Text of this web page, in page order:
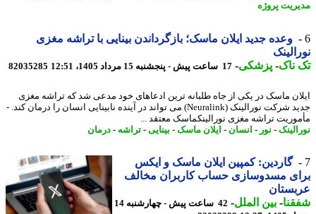
پروژه
وعده جدید ایلان ماسک؛ بازگرداندن بینایی با تراشه مغزی
-پزشکی-17 ساعت پیش - پنجشنبه 15 مرداد 1405، 12:51 82035285
ماسک در یکی از جاه طلبانه ترین ادعاهای خود مدعی شد که تراشه مغزی
جدید شرکت نورالینک (Neuralink) می تواند در آینده نابینایی انسان را درمان کند. -
تراشه مغزی نورالینکماسک معتقد ...
-نور -انسان-ایلان ماسک-بینایی-تراشه -درمان
گاردین: کمپین ایلان ماسک و ایکس
مسدوسازی حساب کاربران مخالف
-بین الملل-
42 ساعت پیش - چهارشنبه 14